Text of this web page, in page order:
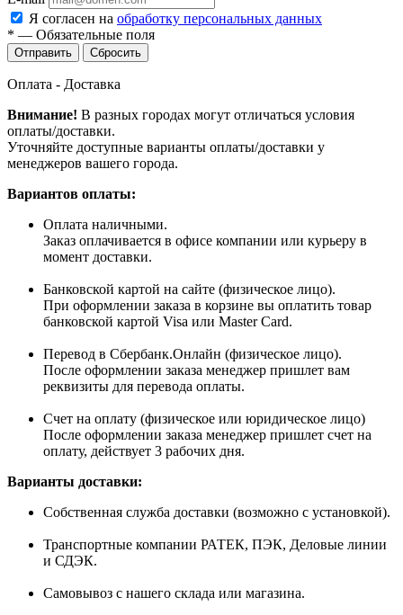
Я согласен на обработку персональных данных
* — Обязательные поля
Сбросить
Оплата - Доставка
Внимание! В разных городах могут отличаться условия
оплаты/доставки.
Уточняйте доступные варианты оплаты/доставки у
менеджеров вашего города.
Вариантов оплаты:
Оплата наличными.
Заказ оплачивается в офисе компании или курьеру в
момент доставки.
Банковской картой на сайте (физическое лицо).
При оформлении заказа в корзине вы оплатить товар
банковской картой Visa или Master Card.
Перевод в Сбербанк.Онлайн (физическое лицо).
После оформлении заказа менеджер пришлет вам
реквизиты для перевода оплаты.
Счет на оплату (физическое или юридическое лицо)
После оформлении заказа менеджер пришлет счет на
оплату, действует 3 рабочих дня.
Варианты доставки:
Собственная служба доставки (возможно с установкой).
Транспортные компании РАТЕК, ПЭК, Деловые линии
и СДЭК.
Самовывоз с нашего склада или магазина.